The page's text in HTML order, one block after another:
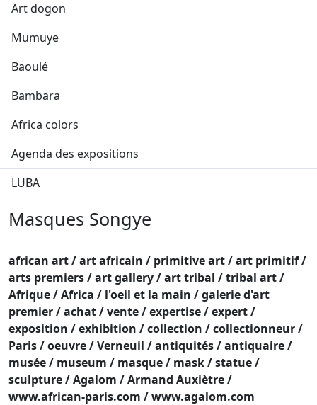
Art dogon
Mumuye
Baoulé
Bambara
Africa colors
Agenda des expositions
LUBA
Masques Songye
african art / art africain / primitive art / art primitif /
arts premiers / art gallery / art tribal / tribal art /
Afrique / Africa / l'oeil et la main / galerie d'art
premier / achat / vente / expertise / expert /
exposition / exhibition / collection / collectionneur /
Paris / oeuvre / Verneuil / antiquités / antiquaire /
musée / museum / masque / mask / statue /
sculpture / Agalom / Armand Auxiètre /
www.african-paris.com / www.agalom.com